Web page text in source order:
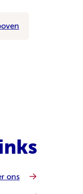
ons